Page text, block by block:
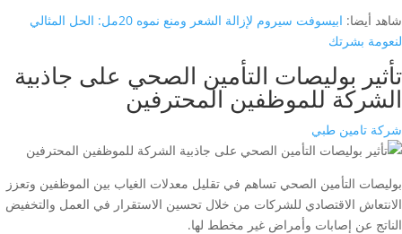
شاهد أيضا:
ابيسوفت سيروم لإزالة الشعر ومنع نموه 20مل: الحل المثالي
لنعومة بشرتك
تأثير بوليصات التأمين الصحي على جاذبية
الشركة للموظفين المحترفين
شركة تامين طبي
بوليصات التأمين الصحي تساهم في تقليل معدلات الغياب بين الموظفين وتعزز
الانتعاش الاقتصادي للشركات من خلال تحسين الاستقرار في العمل والتخفيض
الناتج عن إصابات وأمراض غير مخطط لها.